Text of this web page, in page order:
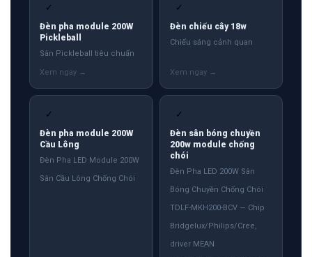
✓
Đèn pha module 200W
Pickleball
Sân Pickleball tiêu chuẩn
✓
Đèn chiếu cây 18w
Chiếu sáng cảnh quan
✓
Đèn pha module 200W
Cầu Lông
Đèn Pha LED Module 200W
Sân Cầu Lông Chống Chói
✓
Đèn sân bóng chuyền
200w module chống
chói
Đèn Pha LED 200W Sân
Bóng Chuyền Chống Chói
TDLF-MKH200-BCV — Chip
Bridgelux/Philips/Cree,
driver MEAN